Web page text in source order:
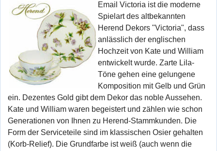
Email Victoria ist die moderne
Spielart des altbekannten
Herend Dekors "Victoria", dass
anlässlich der englischen
Hochzeit von Kate und William
entwickelt wurde. Zarte Lila-
Töne gehen eine gelungene
Komposition mit Gelb und Grün
ein. Dezentes Gold gibt dem Dekor das noble Aussehen.
Kate und William waren begeistert und zählen wie schon
Generationen von Ihnen zu Herend-Stammkunden. Die
Form der Serviceteile sind im klassischen Osier gehalten
(Korb-Relief). Die Grundfarbe ist weiß (auch wenn die